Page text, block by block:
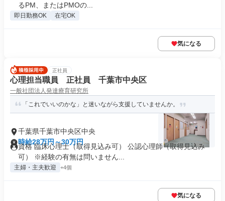
るPM、またはPMOの...
即日勤務OK 在宅OK
気になる
正社員
心理担当職員 正社員 千葉市中央区
一般社団法人発達療育研究所
「これでいいのかな」と迷いながら支援していませんか。
千葉県千葉市中央区中央
時給28万円～30万円
資格 臨床心理士（取得見込み可） 公認心理師（取得見込み
可） ※経験の有無は問いません...
主婦・主夫歓迎 +4個
気になる